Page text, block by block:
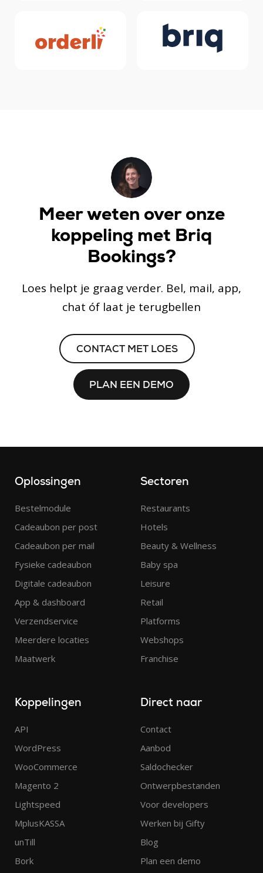
Meer weten over onze
koppeling met Briq
Bookings?
Loes helpt je graag verder. Bel, mail, app,
chat óf laat je terugbellen
CONTACT MET LOES
PLAN EEN DEMO
Oplossingen
Bestelmodule
Cadeaubon per post
Cadeaubon per mail
Fysieke cadeaubon
Digitale cadeaubon
App & dashboard
Verzendservice
Meerdere locaties
Maatwerk
Sectoren
Restaurants
Hotels
Beauty & Wellness
Baby spa
Leisure
Retail
Platforms
Webshops
Franchise
Koppelingen
API
WordPress
WooCommerce
Magento 2
Lightspeed
MplusKASSA
unTill
Bork
Direct naar
Contact
Aanbod
Saldochecker
Ontwerpbestanden
Voor developers
Werken bij Gifty
Blog
Plan een demo